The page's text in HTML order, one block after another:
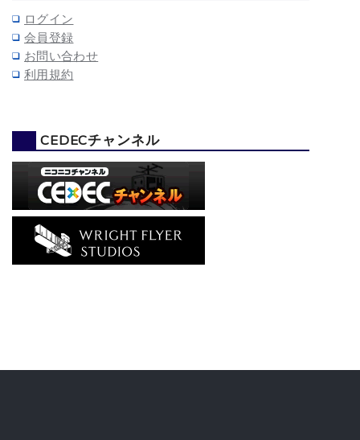
ログイン
会員登録
お問い合わせ
利用規約
CEDECチャンネル